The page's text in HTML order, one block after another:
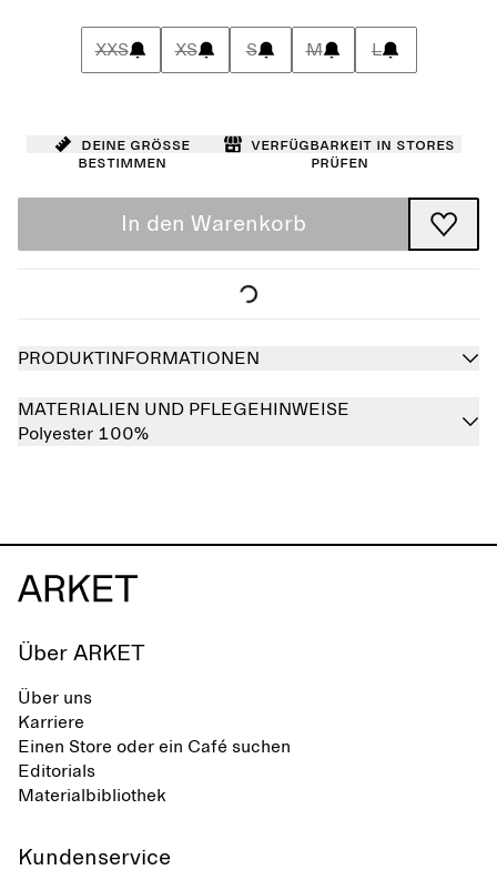
XXS XS S M L
Deine Größe
bestimmen
Verfügbarkeit in Stores
prüfen
In den Warenkorb
PRODUKTINFORMATIONEN
MATERIALIEN UND PFLEGEHINWEISE
Polyester 100%
Über ARKET
Über uns
Karriere
Einen Store oder ein Café suchen
Editorials
Materialbibliothek
Kundenservice